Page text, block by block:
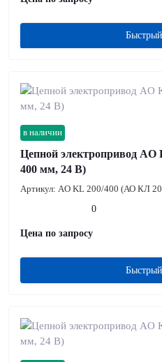
Быстрый
в наличии
Цепной электропривод AO
400 мм, 24 В)
Артикул: AO KL 200/400 (АО КЛ
0
Цена по запросу
Быстрый